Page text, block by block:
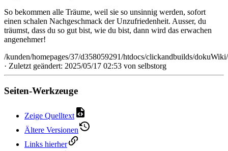
So bekommen alle Träume, weil sie so unsinnig werden, sofort
einen schalen Nachgeschmack der Unzufriedenheit. Ausser, du
träumst, dass du so gut bist, wie du bist, dann wird das erwachen
angenehmer!
/kunden/homepages/37/d358059291/htdocs/clickandbuilds/
· Zuletzt geändert: 2025/05/17 02:53 von selbstorg
Seiten-Werkzeuge
Zeige Quelltext
Ältere Versionen
Links hierher